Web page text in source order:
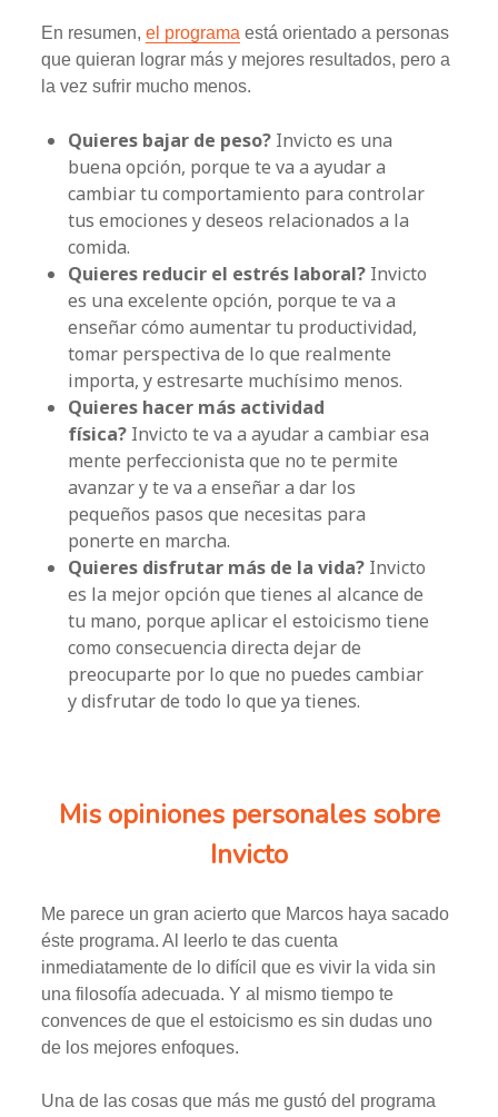
En resumen,el programa está orientado a personas
que quieran lograr más y mejores resultados, pero a
la vez sufrir mucho menos.
Quieres bajar de peso? Invicto es una
buena opción, porque te va a ayudar a
cambiar tu comportamiento para controlar
tus emociones y deseos relacionados a la
comida.
Quieres reducir el estrés laboral? Invicto
es una excelente opción, porque te va a
enseñar cómo aumentar tu productividad,
tomar perspectiva de lo que realmente
importa, y estresarte muchísimo menos.
Quieres hacer más actividad
física? Invicto te va a ayudar a cambiar esa
mente perfeccionista que no te permite
avanzar y te va a enseñar a dar los
pequeños pasos que necesitas para
ponerte en marcha.
Quieres disfrutar más de la vida? Invicto
es la mejor opción que tienes al alcance de
tu mano, porque aplicar el estoicismo tiene
como consecuencia directa dejar de
preocuparte por lo que no puedes cambiar
y disfrutar de todo lo que ya tienes.
Mis opiniones personales sobre
Invicto
Me parece un gran acierto que Marcos haya sacado
éste programa. Al leerlo te das cuenta
inmediatamente de lo difícil que es vivir la vida sin
una filosofía adecuada. Y al mismo tiempo te
convences de que el estoicismo es sin dudas uno
de los mejores enfoques.
Una de las cosas que más me gustó del programa